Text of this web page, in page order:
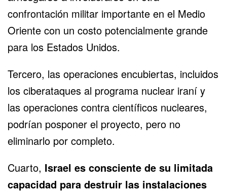
confrontación militar importante en el Medio
Oriente con un costo potencialmente grande
para los Estados Unidos.
Tercero, las operaciones encubiertas, incluidos
los ciberataques al programa nuclear iraní y
las operaciones contra científicos nucleares,
podrían posponer el proyecto, pero no
eliminarlo por completo.
Cuarto, Israel es consciente de su limitada
capacidad para destruir las instalaciones